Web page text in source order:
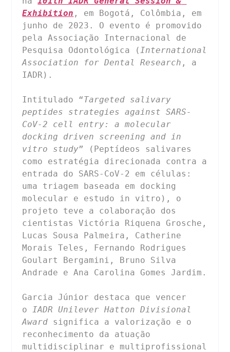
Exhibition , em Bogotá, Colômbia, em
junho de 2023. O evento é promovido
pela Associação Internacional de
Pesquisa Odontológica ( International
Association for Dental Research , a
IADR).
Intitulado “Targeted salivary
peptides strategies against SARS-
CoV-2 cell entry: a molecular
docking driven screening and in
vitro study” (Peptídeos salivares
como estratégia direcionada contra a
entrada do SARS-CoV-2 em células:
uma triagem baseada em docking
molecular e estudo in vitro), o
projeto teve a colaboração dos
cientistas Victória Riquena Grosche,
Lucas Sousa Palmeira, Catherine
Morais Teles, Fernando Rodrigues
Goulart Bergamini, Bruno Silva
Andrade e Ana Carolina Gomes Jardim.
Garcia Júnior destaca que vencer
o IADR Unilever Hatton Divisional
Award significa a valorização e o
reconhecimento da atuação
multidisciplinar e multiprofissional